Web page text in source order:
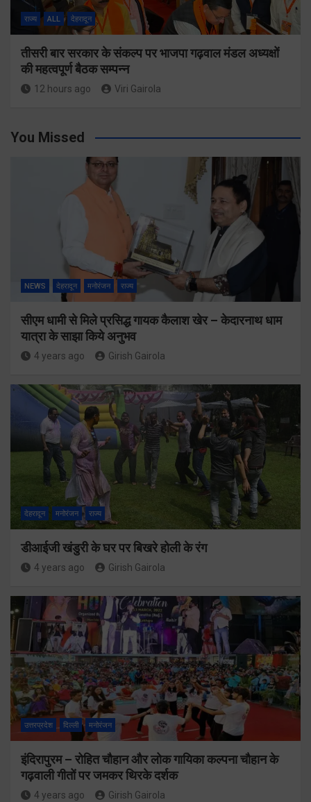
राज्य ALL देहरादून
तीसरी बार सरकार के संकल्प पर भाजपा गढ़वाल मंडल अध्यक्षों
की महत्वपूर्ण बैठक सम्पन्न
12 hours ago Viri Gairola
You Missed
NEWS देहरादून मनोरंजन राज्य
सीएम धामी से मिले प्रसिद्ध गायक कैलाश खेर – केदारनाथ धाम
यात्रा के साझा किये अनुभव
4 years ago Girish Gairola
देहरादून मनोरंजन राज्य
डीआईजी खंडुरी के घर पर बिखरे होली के रंग
4 years ago Girish Gairola
उत्तरप्रदेश दिल्ली मनोरंजन
इंदिरापुरम – रोहित चौहान और लोक गायिका कल्पना चौहान के
गढ़वाली गीतों पर जमकर थिरके दर्शक
4 years ago Girish Gairola